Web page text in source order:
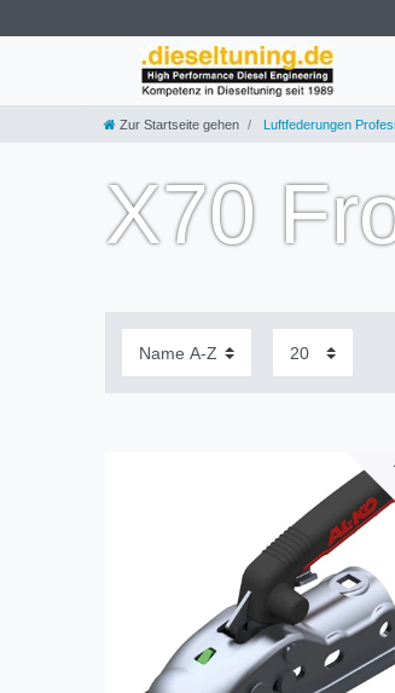
Zur Startseite gehen Luftfederungen
X70